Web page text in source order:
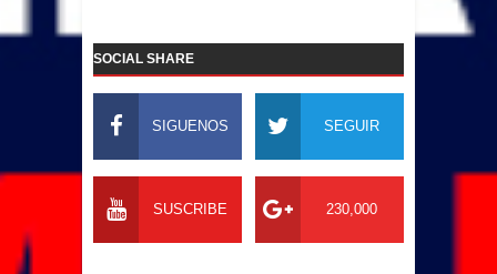
SOCIAL SHARE
SIGUENOS SEGUIR
SUSCRIBE 230,000